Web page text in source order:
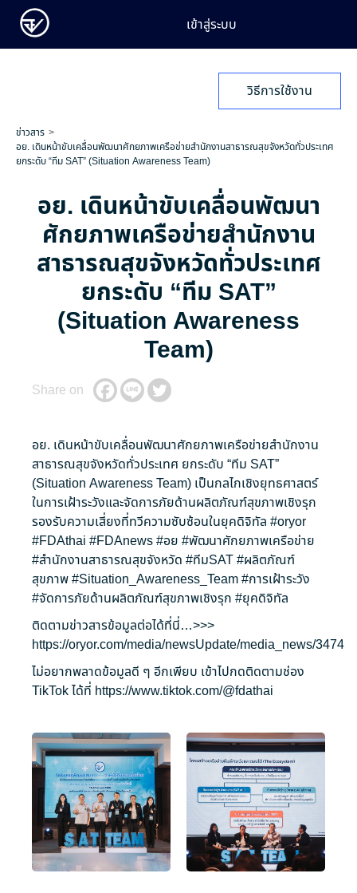
เข้าสู่ระบบ
วิธีการใช้งาน
ข่าวสาร
อย. เดินหน้าขับเคลื่อนพัฒนาศักยภาพเครือข่ายสำนักงานสาธารณสุขจังหวัดทั่วประเทศ
ยกระดับ “ทีม SAT” (Situation Awareness Team)
อย. เดินหน้าขับเคลื่อนพัฒนา
ศักยภาพเครือข่ายสำนักงาน
สาธารณสุขจังหวัดทั่วประเทศ
ยกระดับ “ทีม SAT”
(Situation Awareness
Team)
Share on
อย. เดินหน้าขับเคลื่อนพัฒนาศักยภาพเครือข่ายสำนักงาน
สาธารณสุขจังหวัดทั่วประเทศ ยกระดับ “ทีม SAT”
(Situation Awareness Team) เป็นกลไกเชิงยุทธศาสตร์
ในการเฝ้าระวังและจัดการภัยด้านผลิตภัณฑ์สุขภาพเชิงรุก
รองรับความเสี่ยงที่ทวีความซับซ้อนในยุคดิจิทัล #oryor
#FDAthai #FDAnews#อย #พัฒนาศักยภาพเครือข่าย
#สำนักงานสาธารณสุขจังหวัด #ทีมSAT#ผลิตภัณฑ์
สุขภาพ#Situation_Awareness_Team#การเฝ้าระวัง
#จัดการภัยด้านผลิตภัณฑ์สุขภาพเชิงรุก #ยุคดิจิทัล
ติดตามข่าวสารข้อมูลต่อได้ที่นี่…>>>
https://oryor.com/media/newsUpdate/media_news/3474
ไม่อยากพลาดข้อมูลดี ๆ อีกเพียบ เข้าไปกดติดตามช่อง
TikTok ได้ที่ https://www.tiktok.com/@fdathai